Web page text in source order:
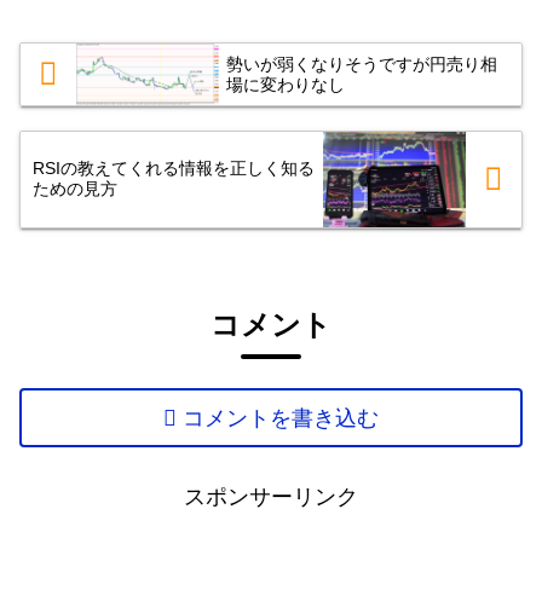
勢いが弱くなりそうですが円売り相
場に変わりなし
RSIの教えてくれる情報を正しく知る
ための見方
コメント
コメントを書き込む
スポンサーリンク